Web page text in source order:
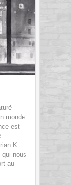
monde
est
K.
qui nous
au